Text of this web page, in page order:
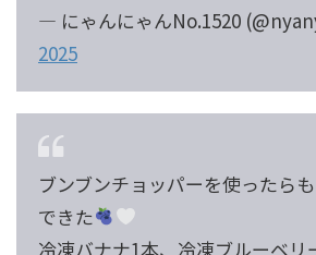
— にゃんにゃんNo.1520
2025
ブンブンチョッパーを使ったら
できた
冷凍バナナ1本、冷凍ブルーベリ